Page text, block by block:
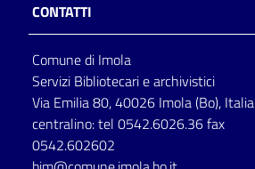
CONTATTI
Comune di Imola
Servizi Bibliotecari e archivistici
Via Emilia 80, 40026 Imola (Bo), Italia
centralino: tel 0542.6026.36 fax
0542.602602